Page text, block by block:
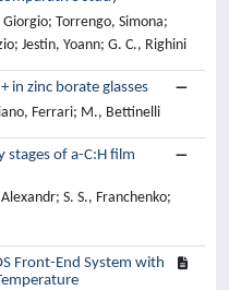
Torrengo, Simona;
Jestin, Yoann; G. C., Righini
in zinc borate glasses
Ferrari; M., Bettinelli
stages of a-C:H film
S. S., Franchenko;
Front-End System with